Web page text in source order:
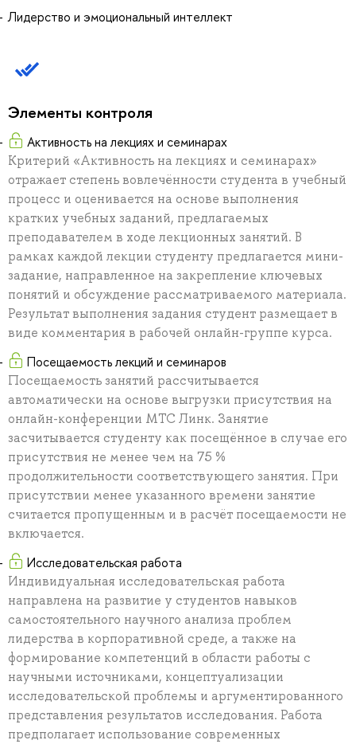
Лидерство и эмоциональный интеллект
Элементы контроля
Активность на лекциях и семинарах
Критерий «Активность на лекциях и семинарах»
отражает степень вовлечённости студента в учебный
процесс и оценивается на основе выполнения
кратких учебных заданий, предлагаемых
преподавателем в ходе лекционных занятий. В
рамках каждой лекции студенту предлагается мини-
задание, направленное на закрепление ключевых
понятий и обсуждение рассматриваемого материала.
Результат выполнения задания студент размещает в
виде комментария в рабочей онлайн-группе курса.
Посещаемость лекций и семинаров
Посещаемость занятий рассчитывается
автоматически на основе выгрузки присутствия на
онлайн-конференции МТС Линк. Занятие
засчитывается студенту как посещённое в случае его
присутствия не менее чем на 75 %
продолжительности соответствующего занятия. При
присутствии менее указанного времени занятие
считается пропущенным и в расчёт посещаемости не
включается.
Исследовательская работа
Индивидуальная исследовательская работа
направлена на развитие у студентов навыков
самостоятельного научного анализа проблем
лидерства в корпоративной среде, а также на
формирование компетенций в области работы с
научными источниками, концептуализации
исследовательской проблемы и аргументированного
представления результатов исследования. Работа
предполагает использование современных